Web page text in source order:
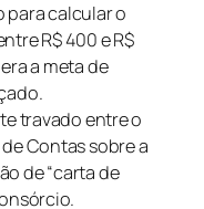
para calcular o
R$ 400 e R$
a meta de
travado entre o
Contas sobre a
de “carta de